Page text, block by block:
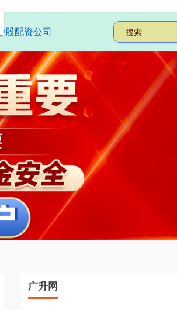
股配资公司
广升网